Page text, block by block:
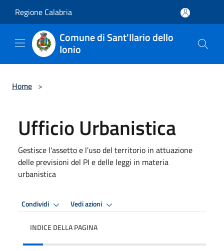
Regione Calabria
Comune di Sant'Ilario dello
Ionio
Home >
Ufficio Urbanistica
Gestisce l'assetto e l'uso del territorio in attuazione
delle previsioni del PI e delle leggi in materia
urbanistica
Condividi Vedi azioni
INDICE DELLA PAGINA